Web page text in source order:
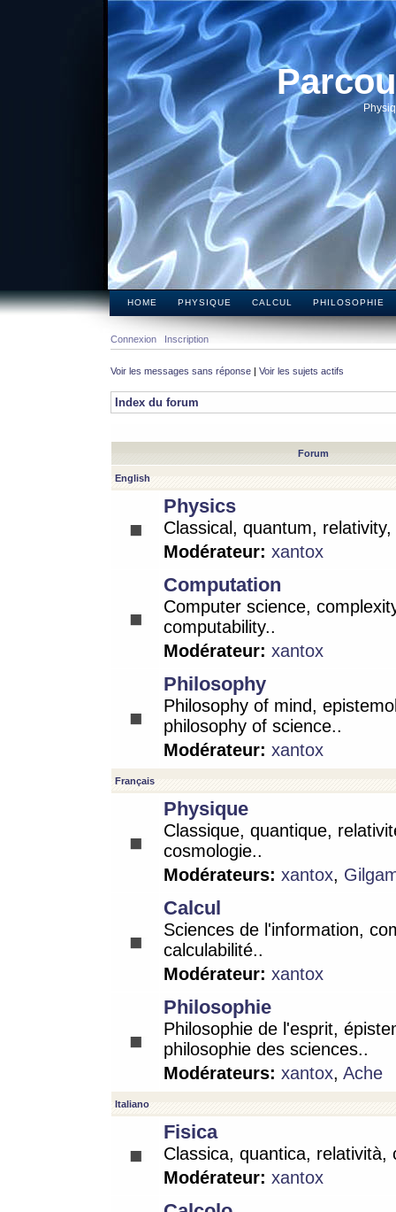
HOME PHYSIQUE CALCUL PHILOSOPHIE
Connexion Inscription
Voir les messages sans réponse | Voir les sujets actifs
Index du forum
Forum
English
Physics
Classical, quantum,
Modérateur: xantox
Computation
Computer science,
computability..
Modérateur: xantox
Philosophy
Philosophy of mind,
philosophy of science..
Modérateur: xantox
Français
Physique
Classique, quantique,
cosmologie..
Modérateurs: xantox,
Calcul
Sciences de l'information,
calculabilité..
Modérateur: xantox
Philosophie
Philosophie de l'esprit,
philosophie des sciences..
Modérateurs: xantox, Ache
Italiano
Fisica
Classica, quantica, relatività,
Modérateur: xantox